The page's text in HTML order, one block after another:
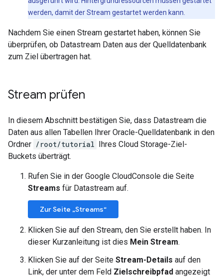
werden, damit der Stream gestartet werden kann.
Nachdem Sie einen Stream gestartet haben, können Sie
überprüfen, ob Datastream Daten aus der Quelldatenbank
zum Ziel übertragen hat.
Stream prüfen
In diesem Abschnitt bestätigen Sie, dass Datastream die
Daten aus allen Tabellen Ihrer Oracle-Quelldatenbank in den
Ordner /root/tutorial Ihres Cloud Storage-Ziel-
Buckets überträgt.
Rufen Sie in der Google CloudConsole die Seite
Streams für Datastream auf.
Zur Seite „Streams“
Klicken Sie auf den Stream, den Sie erstellt haben. In
dieser Kurzanleitung ist dies Mein Stream.
Klicken Sie auf der Seite Stream-Details auf den
Link, der unter dem Feld Zielschreibpfad angezeigt